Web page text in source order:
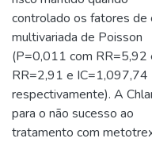
controlado os fatores de
multivariada de Poisson
(P=0,011 com
RR=2,91 e IC=1,097,74
respectivamente). A
para o não sucesso ao
tratamento com